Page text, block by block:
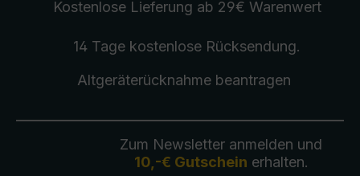
Kostenlose Lieferung ab 29€ Warenwert
14 Tage kostenlose Rücksendung.
Altgeräterücknahmebeantragen
Zum Newsletter anmelden und
10,-€ Gutschein erhalten.